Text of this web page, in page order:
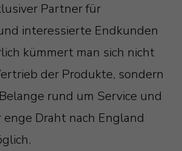
Partner für
interessierte Endkunden
kümmert man sich nicht
der Produkte, sondern
rund um Service und
Draht nach England